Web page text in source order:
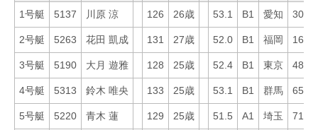
1号艇 5137 川原 涼 126 26歳 53.1 B1 愛知 30
2号艇 5263 花田 凱成 131 27歳 52.0 B1 福岡 16
3号艇 5190 大月 遊雅 128 25歳 52.4 B1 東京 48
4号艇 5313 鈴木 唯央 133 25歳 53.1 B1 群馬 65
5号艇 5220 青木 蓮 129 25歳 51.5 A1 埼玉 71